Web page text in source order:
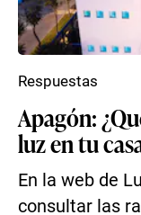
Apagón:
luz en tu
En la web de
consultar las
Respuestas